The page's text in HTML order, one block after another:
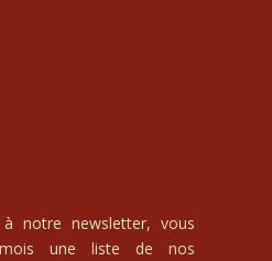
notre newsletter, vous
mois une liste de nos